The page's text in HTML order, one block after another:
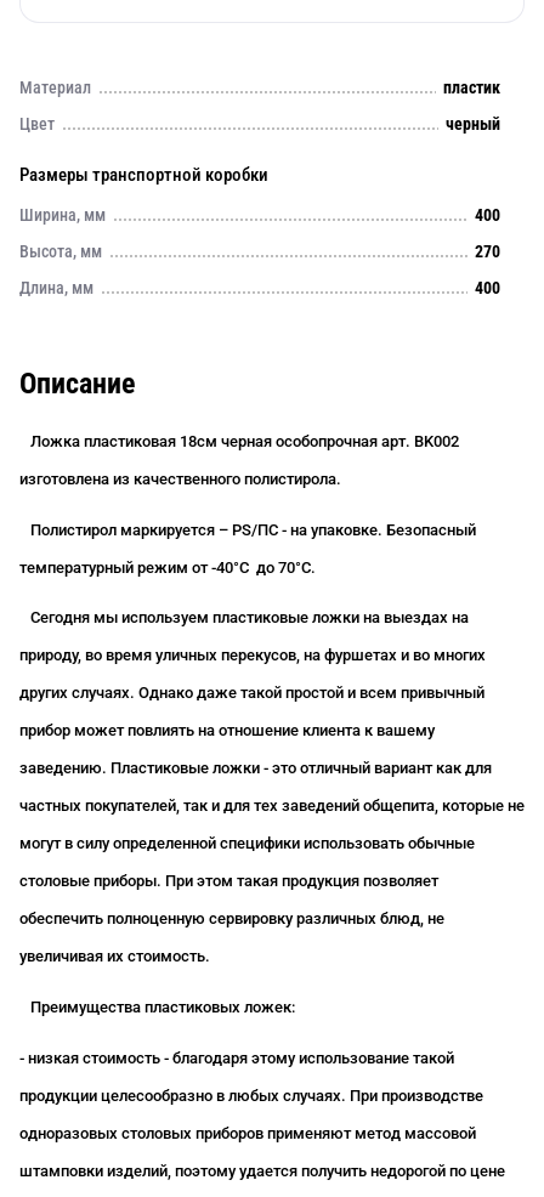
Материал
пластик
Цвет
черный
Размеры транспортной коробки
Ширина, мм
400
Высота, мм
270
Длина, мм
400
Описание
Ложка пластиковая 18см черная особопрочная арт. BK002
изготовлена из качественного полистирола.
Полистирол маркируется – PS/ПС - на упаковке. Безопасный
температурный режим от-40°С до 70°С.
Сегодня мы используем пластиковые ложки на выездах на
природу, во время уличных перекусов, на фуршетах и во многих
других случаях. Однако даже такой простой и всем привычный
прибор может повлиять на отношение клиента к вашему
заведению. Пластиковые ложки - это отличный вариант как для
частных покупателей, так и для тех заведений общепита, которые не
могут в силу определенной специфики использовать обычные
столовые приборы. При этом такая продукция позволяет
обеспечить полноценную сервировку различных блюд, не
увеличивая их стоимость.
Преимущества пластиковых ложек:
- низкая стоимость - благодаря этому использование такой
продукции целесообразно в любых случаях. При производстве
одноразовых столовых приборов применяют метод массовой
штамповки изделий, поэтому удается получить недорогой по цене